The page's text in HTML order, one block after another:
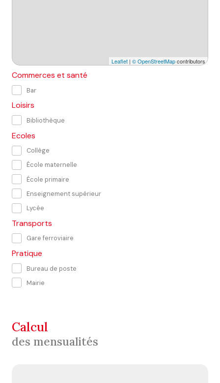
Leaflet | © OpenStreetMapcontributors
Commerces et santé
Bar
Loisirs
Bibliothèque
Ecoles
Collège
École maternelle
École primaire
Enseignement supérieur
Lycée
Transports
Gare ferroviaire
Pratique
Bureau de poste
Mairie
calcul
des mensualités